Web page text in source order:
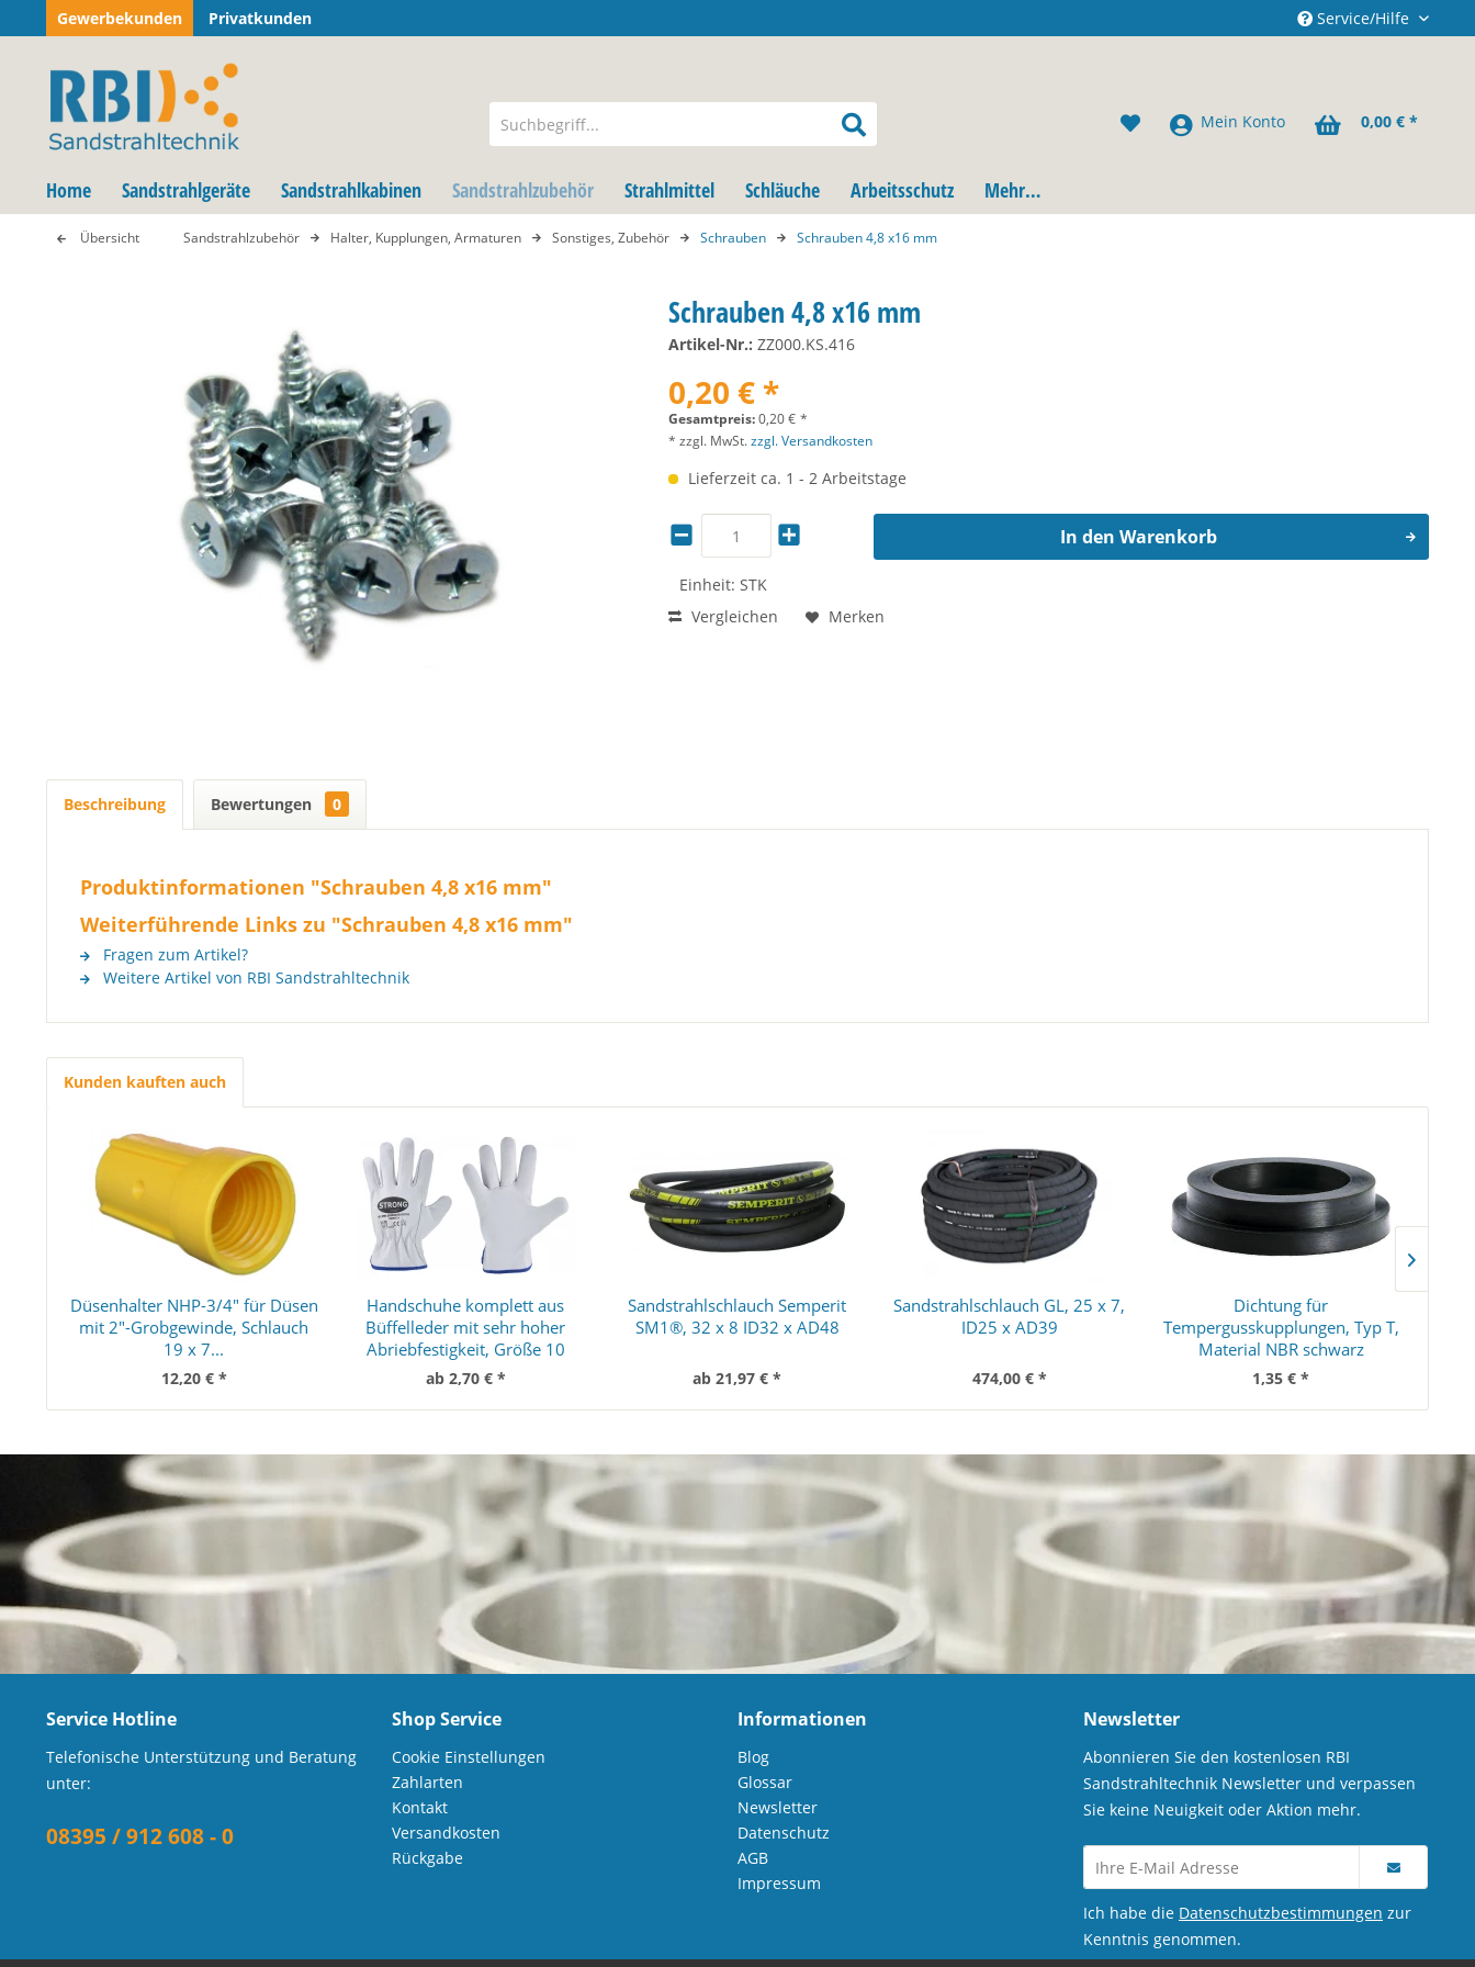
Gewerbekunden Privatkunden Service/Hilfe
Mein Konto 0,00 € *
Home Sandstrahlgeräte Sandstrahlkabinen Sandstrahlzubehör Strahlmittel Schläuche Arbeitsschutz Mehr…
Übersicht Sandstrahlzubehör Halter, Kupplungen, Armaturen Sonstiges, Zubehör Schrauben Schrauben 4,8 x16 mm
Schrauben 4,8 x16 mm
Artikel-Nr.: ZZ000.KS.416
0,20 € *
Gesamtpreis:0,20€ *
* zzgl. MwSt.zzgl. Versandkosten
Lieferzeit ca. 1 - 2 Arbeitstage
Einheit: STK
In den Warenkorb
Vergleichen Merken
Beschreibung Bewertungen 0
Produktinformationen "Schrauben 4,8 x16 mm"
Weiterführende Links zu "Schrauben 4,8 x16 mm"
Fragen zum Artikel?
Weitere Artikel von RBI Sandstrahltechnik
Kunden kauften auch
Düsenhalter NHP-3/4" für Düsen
mit 2"-Grobgewinde, Schlauch
19 x 7...
12,20 € *
Handschuhe komplett aus
Büffelleder mit sehr hoher
Abriebfestigkeit, Größe 10
ab 2,70 € *
Sandstrahlschlauch Semperit
SM1®, 32 x 8 ID32 x AD48
ab 21,97 € *
Sandstrahlschlauch GL, 25 x 7,
ID25 x AD39
474,00 € *
Dichtung für
Tempergusskupplungen, Typ T,
Material NBR schwarz
1,35 € *
Service Hotline
Telefonische Unterstützung und Beratung
unter:
08395 / 912 608 - 0
Shop Service
Cookie Einstellungen
Zahlarten
Kontakt
Versandkosten
Rückgabe
Informationen
Blog
Glossar
Newsletter
Datenschutz
AGB
Impressum
Newsletter
Abonnieren Sie den kostenlosen RBI
Sandstrahltechnik Newsletter und verpassen
Sie keine Neuigkeit oder Aktion mehr.
Ich habe die Datenschutzbestimmungen zur
Kenntnis genommen.